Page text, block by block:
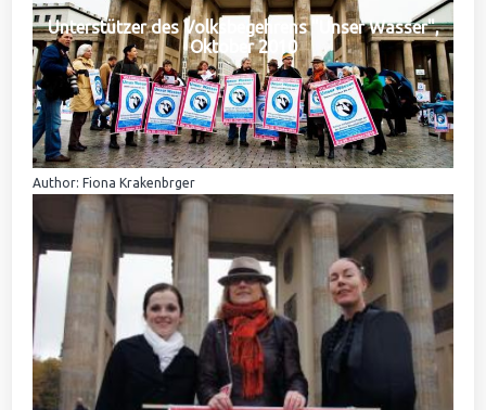
Unterstützer des Volksbegehrens "Unser Wasser",
Oktober 2010
Author: Fiona Krakenbrger